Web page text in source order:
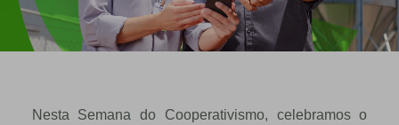
Nesta Semana do Cooperativismo, celebramos o